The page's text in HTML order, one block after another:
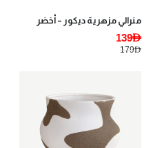
منرالي مزهرية ديكور – أخضر
139AED
179AED